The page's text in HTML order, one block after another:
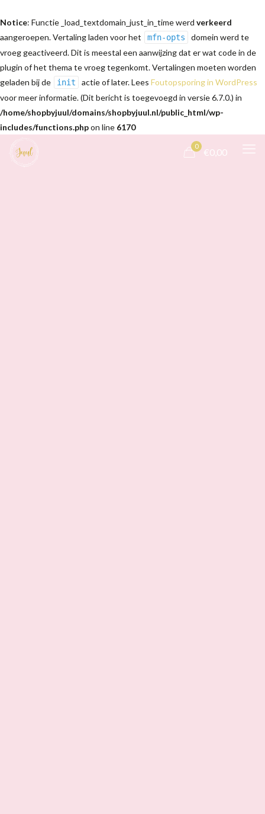
Notice: Functie _load_textdomain_just_in_time werd verkeerd
aangeroepen. Vertaling laden voor het
mfn-opts
domein werd te
vroeg geactiveerd. Dit is meestal een aanwijzing dat er wat code in de
plugin of het thema te vroeg tegenkomt. Vertalingen moeten worden
geladen bij de
init actie of later. Lees Foutopsporing in WordPress
voor meer informatie. (Dit bericht is toegevoegd in versie 6.7.0.) in
/home/shopbyjuul/domains/shopbyjuul.nl/public_html/wp-
includes/functions.phpon line 6170
0
€0,00